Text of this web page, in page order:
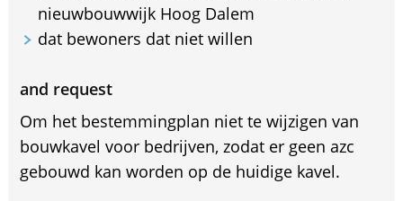
nieuwbouwwijk Hoog Dalem
dat bewoners dat niet willen
and request
Om het bestemmingplan niet te wijzigen van
bouwkavel voor bedrijven, zodat er geen azc
gebouwd kan worden op de huidige kavel.